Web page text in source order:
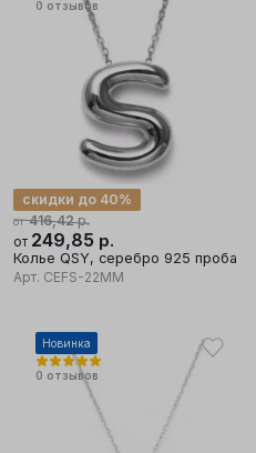
0 отзывов
от 416,42р.
скидки до 40%
от 249,85 р.
Колье QSY, серебро 925 проба
Арт. CEFS-22MM
Новинка
0 отзывов